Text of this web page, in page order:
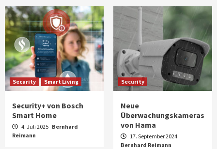
Security Smart Living
Security+ von Bosch
Smart Home
4. Juli 2025 Bernhard
Reimann
Security
Neue
Überwachungskameras
von Hama
17. September 2024
Bernhard Reimann